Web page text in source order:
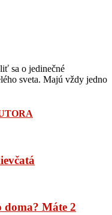
sa o jedinečné
sveta. Majú vždy jedno
Máte 2